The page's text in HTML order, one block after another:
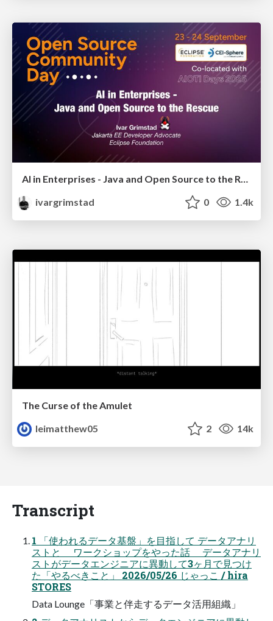
ivargrimstad
0 1.4k
The Curse of the Amulet
leimatthew05
2 14k
Transcript
1 「使われるデータ基盤」を目指して データアナリ
ストと ワークショップをやった話 データアナリ
ストがデータエンジニアに異動して3ヶ月で見つけ
た「やるべきこと」 2026/05/26 じゃっこ / hira
STORES
Data Lounge「事業と伴走するデータ活用組織」